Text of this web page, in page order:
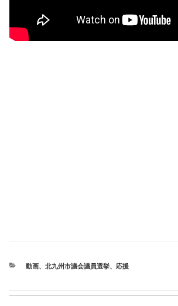
カ
リ
動画、 北九州市議会議員選挙、 応援